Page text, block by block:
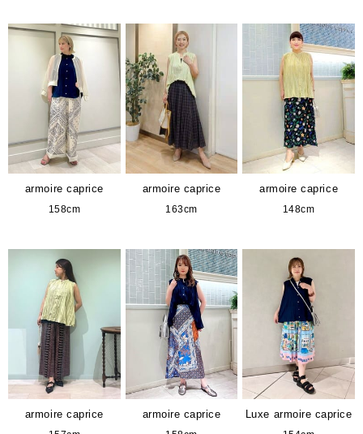
armoire caprice
158cm
armoire caprice
163cm
armoire caprice
148cm
armoire caprice armoire caprice Luxe armoire caprice